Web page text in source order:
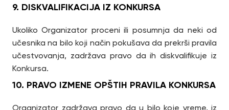
9. DISKVALIFIKACIJA IZ KONKURSA
Ukoliko Organizator proceni ili posumnja da neki od
učesnika na bilo koji način pokušava da prekrši pravila
učestvovanja, zadržava pravo da ih diskvalifikuje iz
Konkursa.
10. PRAVO IZMENE OPŠTIH PRAVILA KONKURSA
Organizator zadržava pravo da u bilo koje vreme, iz